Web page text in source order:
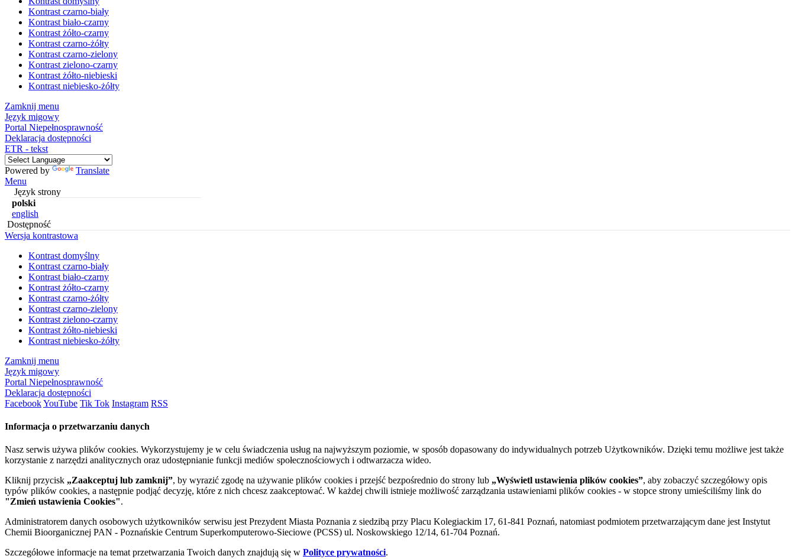
Kontrast czarno-biały
Kontrast biało-czarny
Kontrast żółto-czarny
Kontrast czarno-żółty
Kontrast czarno-zielony
Kontrast zielono-czarny
Kontrast żółto-niebieski
Kontrast niebiesko-żółty
Zamknij menu
Język migowy
Portal Niepełnosprawność
Deklaracja dostępności
ETR - tekst
Powered by
Translate
Menu
Język strony
polski
english
Dostępność
Wersja kontrastowa
Kontrast domyślny
Kontrast czarno-biały
Kontrast biało-czarny
Kontrast żółto-czarny
Kontrast czarno-żółty
Kontrast czarno-zielony
Kontrast zielono-czarny
Kontrast żółto-niebieski
Kontrast niebiesko-żółty
Zamknij menu
Język migowy
Portal Niepełnosprawność
Deklaracja dostępności
FacebookYouTube Tik Tok Instagram RSS
Informacja o przetwarzaniu danych
Nasz serwis używa plików cookies. Wykorzystujemy je w celu świadczenia usług na najwyższym poziomie, w sposób dopasowany do indywidualnych potrzeb Użytkowników. Dzięki temu możliwe jest także
korzystanie z narzędzi analitycznych oraz udostępnianie funkcji mediów społecznościowych i odtwarzacza wideo.
Kliknij przycisk „Zaakceptuj lub zamknij”, by wyrazić zgodę na używanie plików cookies i przejść bezpośrednio do strony lub „Wyświetl ustawienia plików cookies”, aby zobaczyć szczegółowy opis
typów plików cookies, a następnie podjąć decyzję, które z nich chcesz zaakceptować. W każdej chwili istnieje możliwość zarządzania ustawieniami plików cookies - w stopce strony umieściliśmy link do
"Zmień ustawienia Cookies".
Administratorem danych osobowych użytkowników serwisu jest Prezydent Miasta Poznania z siedzibą przy Placu Kolegiackim 17, 61-841 Poznań, natomiast podmiotem przetwarzającym dane jest Instytut
Chemii Bioorganicznej PAN - Poznańskie Centrum Superkomputerowo-Sieciowe (PCSS) ul. Noskowskiego 12/14, 61-704 Poznań.
Szczegółowe informacje na temat przetwarzania Twoich danych znajdują się w Polityce prywatności.